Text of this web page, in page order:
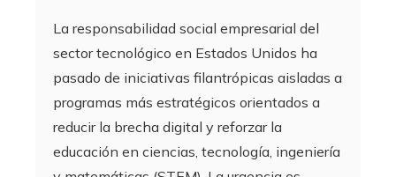
La responsabilidad social empresarial del
sector tecnológico en Estados Unidos ha
pasado de iniciativas filantrópicas aisladas a
programas más estratégicos orientados a
reducir la brecha digital y reforzar la
educación en ciencias, tecnología, ingeniería